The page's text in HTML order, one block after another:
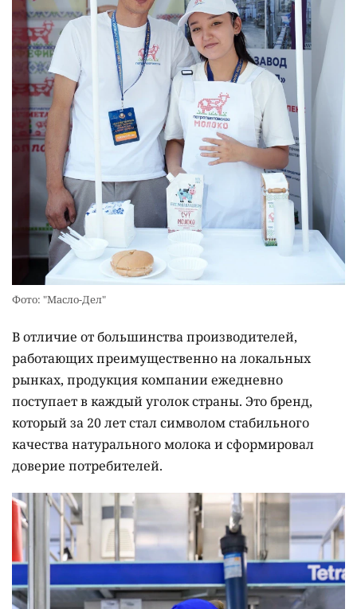
Фото: "Масло-Дел"
В отличие от большинства производителей,
работающих преимущественно на локальных
рынках, продукция компании ежедневно
поступает в каждый уголок страны. Это бренд,
который за 20 лет стал символом стабильного
качества натурального молока и сформировал
доверие потребителей.